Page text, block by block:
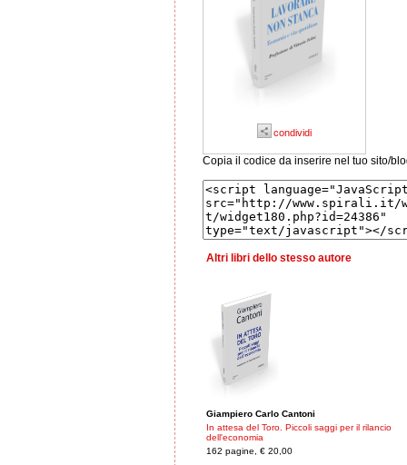
condividi
Copia il codice da inserire nel tuo sito/
Altri libri dello stesso autore
Giampiero Carlo Cantoni
In attesa del Toro. Piccoli saggi per il rilancio
dell'economia
162 pagine, € 20,00